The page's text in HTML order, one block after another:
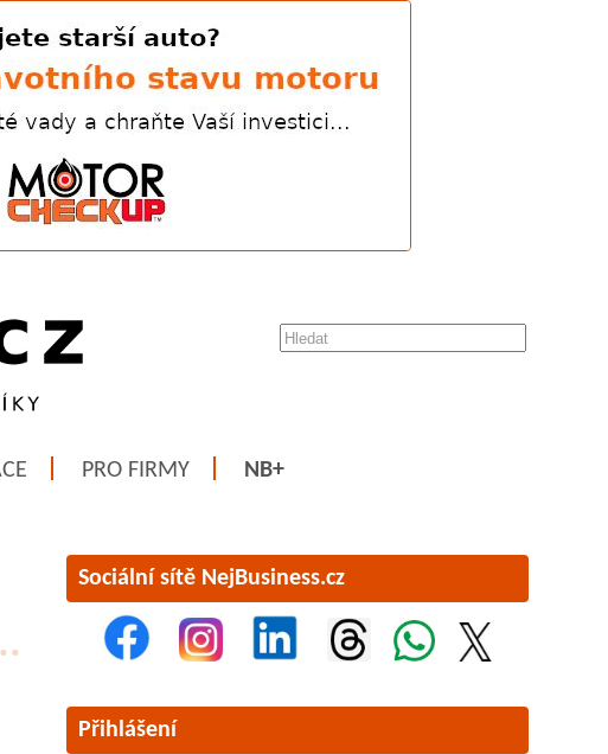
PRO FIRMY NB+
Sociální sítě NejBusiness.cz
Přihlášení